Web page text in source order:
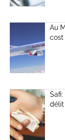
Au
cost
délit